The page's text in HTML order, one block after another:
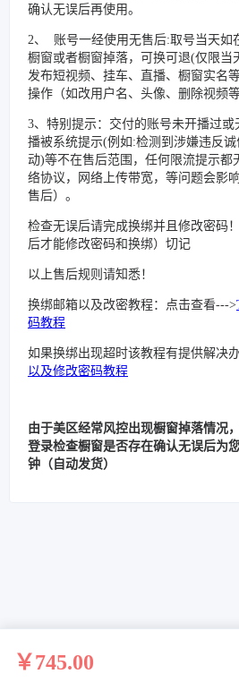
确认无误后再使用。
2、 账号一经使用无售后:取号当天如
橱窗或者橱窗掉落，可换可退(仅限当
发布短视频、挂车、直播、橱窗实名
操作（如改用户名、头像、删除视频
3、特别提示：交付的账号未开播过
播被系统提示(例如:检测到涉嫌违反
动)等不在售后范围，任何限流提示都
络协议，网络上传带宽，等问题会影
售后）。
检查无误后请完成换绑并且修改密码
后才能修改密码和换绑）切记
以上售后规则请知悉！
换绑邮箱以及改密教程：点击查看--->
码教程
如果换绑出现超时该教程有提供解决
以及修改密码教程
由于美区经常风控出现橱窗掉落情况
登录检查橱窗是否存在确认无误后为
钟（自动发货）
￥745.00